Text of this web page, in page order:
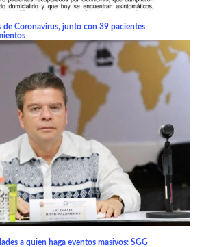
de Coronavirus, junto con 39 pacientes
a quien haga eventos masivos: SGG